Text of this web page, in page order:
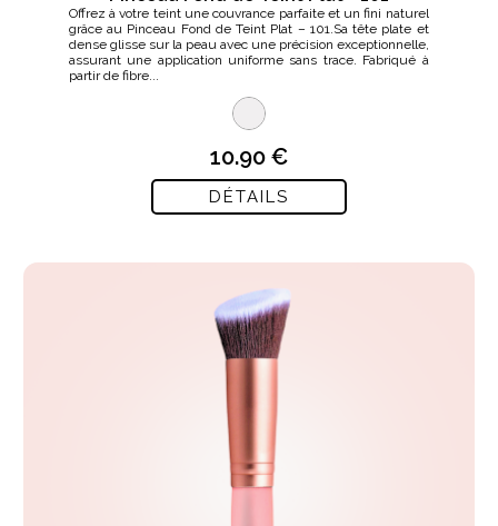
Offrez à votre teint une couvrance parfaite et un fini naturel
grâce au Pinceau Fond de Teint Plat – 101.Sa tête plate et
dense glisse sur la peau avec une précision exceptionnelle,
assurant une application uniforme sans trace. Fabriqué à
partir de fibre...
10.90 €
DÉTAILS